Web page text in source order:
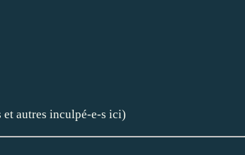
et autres inculpé-e-s ici)